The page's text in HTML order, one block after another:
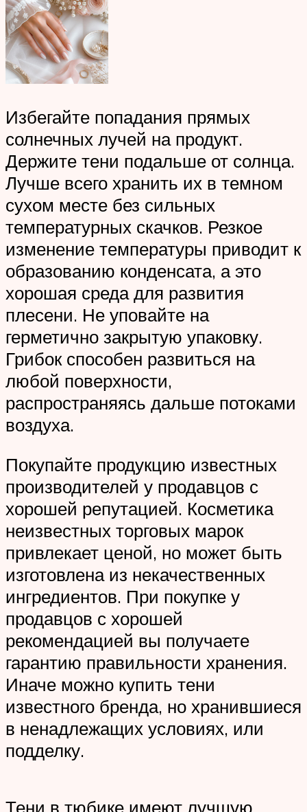
Избегайте попадания прямых
солнечных лучей на продукт.
Держите тени подальше от солнца.
Лучше всего хранить их в темном
сухом месте без сильных
температурных скачков. Резкое
изменение температуры приводит к
образованию конденсата, а это
хорошая среда для развития
плесени. Не уповайте на
герметично закрытую упаковку.
Грибок способен развиться на
любой поверхности,
распространяясь дальше потоками
воздуха.
Покупайте продукцию известных
производителей у продавцов с
хорошей репутацией. Косметика
неизвестных торговых марок
привлекает ценой, но может быть
изготовлена из некачественных
ингредиентов. При покупке у
продавцов с хорошей
рекомендацией вы получаете
гарантию правильности хранения.
Иначе можно купить тени
известного бренда, но хранившиеся
в ненадлежащих условиях, или
подделку.
Тени в тюбике имеют лучшую